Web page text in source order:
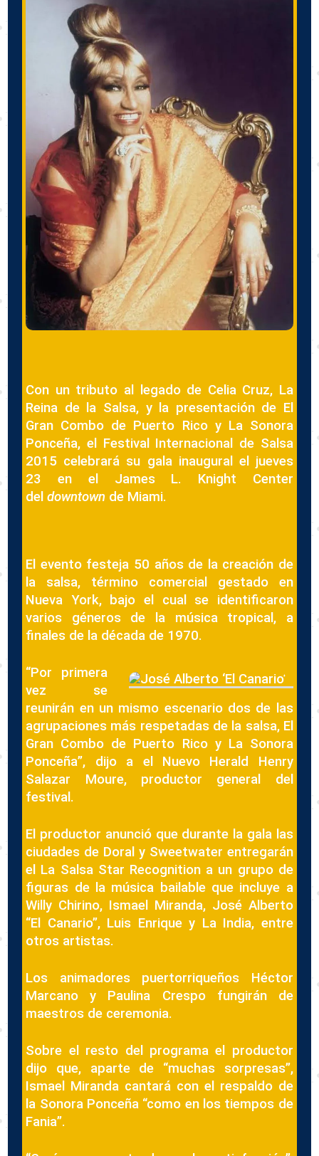
Con un tributo al legado de Celia Cruz, La
Reina de la Salsa, y la presentación de El
Gran Combo de Puerto Rico y La Sonora
Ponceña, el Festival Internacional de Salsa
2015 celebrará su gala inaugural el jueves
23 en el James L. Knight Center
deldowntown de Miami.
El evento festeja 50 años de la creación de
la salsa, término comercial gestado en
Nueva York, bajo el cual se identificaron
varios géneros de la música tropical, a
finales de la década de 1970.
“Por primera
vez se
reunirán en un mismo escenario dos de las
agrupaciones más respetadas de la salsa, El
Gran Combo de Puerto Rico y La Sonora
Ponceña”, dijo a el Nuevo Herald Henry
Salazar Moure, productor general del
festival.
El productor anunció que durante la gala las
ciudades de Doral y Sweetwater entregarán
el La Salsa Star Recognition a un grupo de
figuras de la música bailable que incluye a
Willy Chirino, Ismael Miranda, José Alberto
“El Canario”, Luis Enrique y La India, entre
otros artistas.
Los animadores puertorriqueños Héctor
Marcano y Paulina Crespo fungirán de
maestros de ceremonia.
Sobre el resto del programa el productor
dijo que, aparte de “muchas sorpresas”,
Ismael Miranda cantará con el respaldo de
la Sonora Ponceña “como en los tiempos de
Fania”.